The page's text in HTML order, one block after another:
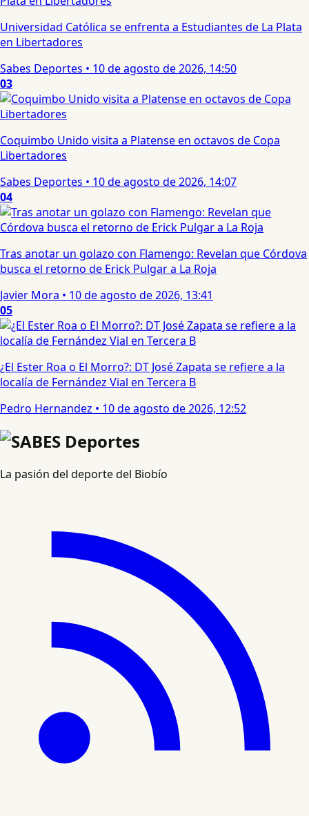
Universidad Católica se enfrenta a Estudiantes de La Plata
en Libertadores
Sabes Deportes • 10 de agosto de 2026, 14:50
03
Coquimbo Unido visita a Platense en octavos de Copa
Libertadores
Sabes Deportes • 10 de agosto de 2026, 14:07
04
Tras anotar un golazo con Flamengo: Revelan que Córdova
busca el retorno de Erick Pulgar a La Roja
Javier Mora • 10 de agosto de 2026, 13:41
05
¿El Ester Roa o El Morro?: DT José Zapata se refiere a la
localía de Fernández Vial en Tercera B
Pedro Hernandez • 10 de agosto de 2026, 12:52
La pasión del deporte del Biobío